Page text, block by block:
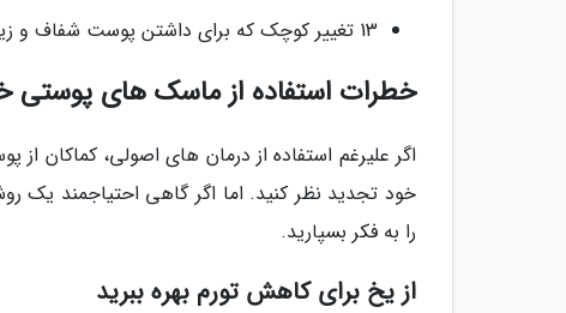
13 تغییر کوچک که برای داشتن پوست شفاف و زیبا باید در سبک زندگی تان بدهید
خطرات استفاده از ماسک های پوستی
اگر علیرغم استفاده از درمان های اصولی، کماکان
خود تجدید نظر کنید. اما اگر گاهی احتیاجمند
را به فکر بسپارید.
از یخ برای کاهش تورم بهره ببرید